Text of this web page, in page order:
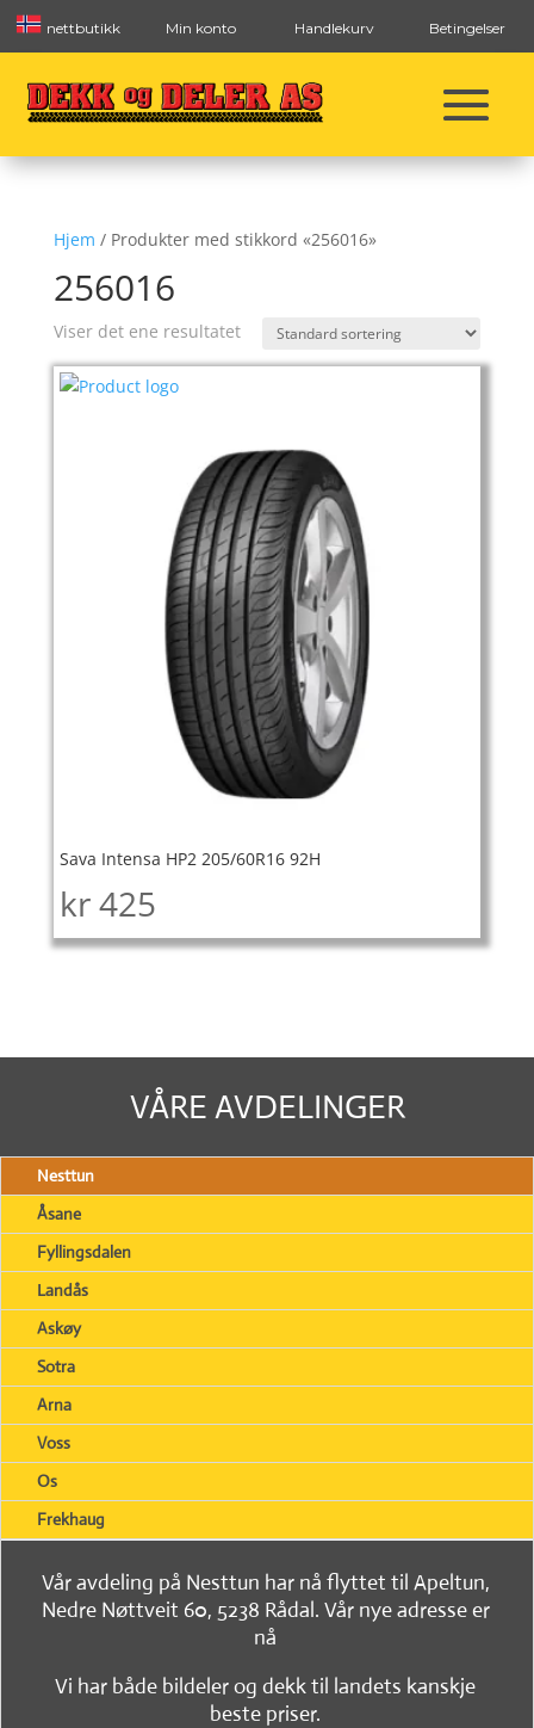
nettbutikk Min konto Handlekurv Betingelser
Hjem / Produkter med stikkord «256016»
256016
Viser det ene resultatet
Sava Intensa HP2 205/60R16 92H
kr425
VÅRE AVDELINGER
Nesttun
Åsane
Fyllingsdalen
Landås
Askøy
Sotra
Arna
Voss
Os
Frekhaug
Vår avdeling på Nesttun har nå flyttet til Apeltun,
Nedre Nøttveit 60, 5238 Rådal. Vår nye adresse er
nå
Vi har både bildeler og dekk til landets kanskje
beste priser.